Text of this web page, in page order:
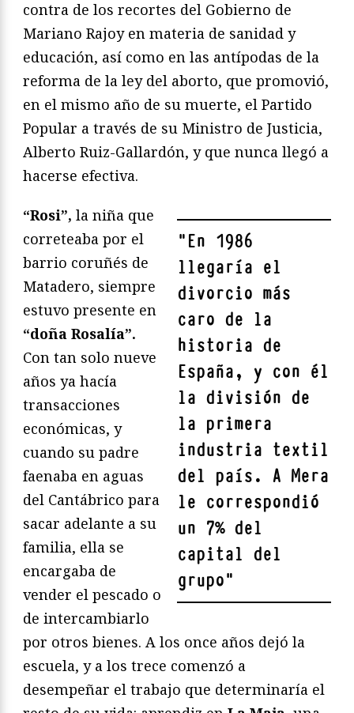
contra de los recortes del Gobierno de
Mariano Rajoy en materia de sanidad y
educación, así como en las antípodas de la
reforma de la ley del aborto, que promovió,
en el mismo año de su muerte, el Partido
Popular a través de su Ministro de Justicia,
Alberto Ruiz-Gallardón, y que nunca llegó a
hacerse efectiva.
"En 1986
llegaría el
divorcio más
caro de la
historia de
España, y con él
la división de
la primera
industria textil
del país. A Mera
le correspondió
un 7% del
capital del
grupo"
“Rosi”, la niña que
correteaba por el
barrio coruñés de
Matadero, siempre
estuvo presente en
“doña Rosalía”.
Con tan solo nueve
años ya hacía
transacciones
económicas, y
cuando su padre
faenaba en aguas
del Cantábrico para
sacar adelante a su
familia, ella se
encargaba de
vender el pescado o
de intercambiarlo
por otros bienes. A los once años dejó la
escuela, y a los trece comenzó a
desempeñar el trabajo que determinaría el